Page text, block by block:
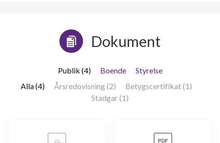
Dokument
Publik (4) Boende
Styrelse
Alla (4)
Årsredovisning (2)
Betygscertifikat (1)
Stadgar (1)